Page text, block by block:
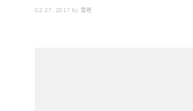
02 27, 2017 by 雲爸